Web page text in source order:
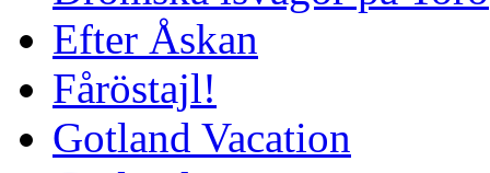
Efter Åskan
Fåröstajl!
Gotland Vacation